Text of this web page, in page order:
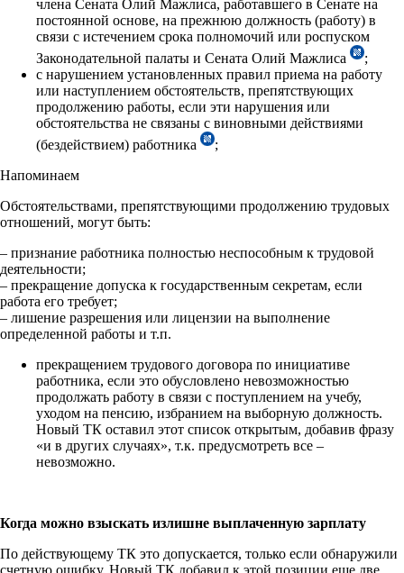
члена Сената Олий Мажлиса, работавшего в Сенате на
постоянной основе, на прежнюю должность (работу) в
связи с истечением срока полномочий или роспуском
Законодательной палаты и Сената Олий Мажлиса
;
с нарушением установленных правил приема на работу
или наступлением обстоятельств, препятствующих
продолжению работы, если эти нарушения или
обстоятельства не связаны с виновными действиями
(бездействием) работника
;
Напоминаем
Обстоятельствами, препятствующими продолжению трудовых
отношений, могут быть:
– признание работника полностью неспособным к трудовой
деятельности;
– прекращение допуска к государственным секретам, если
работа его требует;
– лишение разрешения или лицензии на выполнение
определенной работы и т.п.
прекращением трудового договора по инициативе
работника, если это обусловлено невозможностью
продолжать работу в связи с поступлением на учебу,
уходом на пенсию, избранием на выборную должность.
Новый ТК оставил этот список открытым, добавив фразу
«и в других случаях», т.к. предусмотреть все –
невозможно.
Когда можно взыскать излишне выплаченную зарплату
По действующему ТК это допускается, только если обнаружили
счетную ошибку. Новый ТК добавил к этой позиции еще две